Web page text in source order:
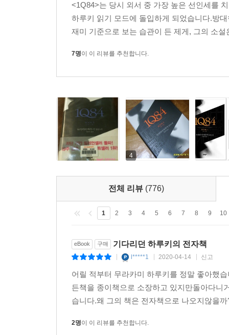
“내 소설을 읽다가 궁금해져서 질문이 생기면,
쓰기)하는 것이 가장 정확한 읽기가 되지 않을까
소설이라는 것은 원래가 그렇게 치환하는 ?업
수수께끼처럼 보일 겁니다.
쓰겠습니다”라는 하나의 예증인 셈입니다. 내 쪽
작가인 하루키에게 가장 많이 쏟아지는 질문
문학계간지 〈생각하는 사람〉과의 인터뷰에서 이
“다음 권이 나올지 질문을 많이 받는데, 지금 단
또다시 여러 가지를 끌어모으기 위한 나름의 시
지금으로서는 아무것도 말할 수 없어요. 지금 단
끝으로, 방한을 애타게 기다리는 한국 독자들에
“실은 아직 한국에 가본 적이 없었고, 왜 오지 않
그래서 가지 못하고 있었다’는 게 아닐까 생각
없었다는 것이 솔직한 이유입니다. 하지만 한번
<1Q84>는 당시 외서 중 가장 높은 선인세를
하루키 읽기 모드에 돌입하게 되었습니다.방
재미 기준으로 보는 습관이 든 제게, 그의 소
7명이 이 리뷰를 추천합니다.
4
전체 리뷰 (776)
1 2 3 4 5 6 7 8 9 10
eBook 구매 기다리던 하루키의 전자책
l*****1 2020-04-14 신고
어릴 적부터 무라카미 하루키를 정말 좋아했
든책을 종이책으로 소장하고 있지만돌아다니
습니다.왜 그의 책은 전자책으로 나오지않을
2명이 이 리뷰를 추천합니다.